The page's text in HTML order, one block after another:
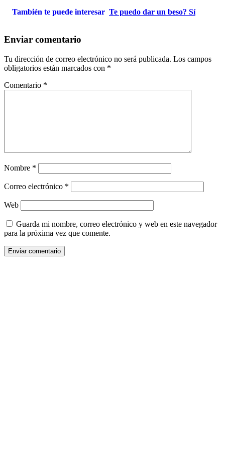
También te puede interesar Te puedo dar un beso? Sí
Enviar comentario
Tu dirección de correo electrónico no será publicada. Los campos
obligatorios están marcados con *
Comentario *
Nombre *
Correo electrónico *
Web
Guarda mi nombre, correo electrónico y web en este navegador
para la próxima vez que comente.